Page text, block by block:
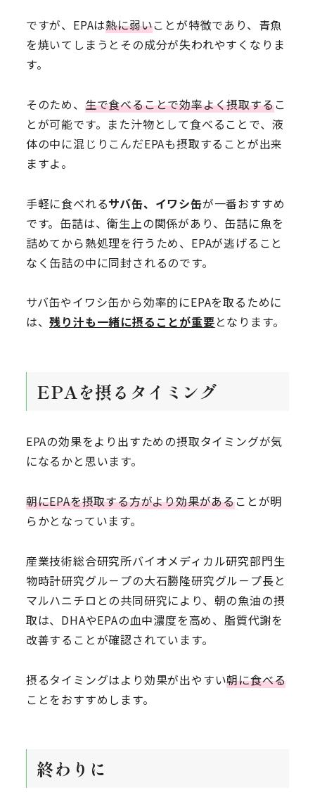
ですが、EPAは熱に弱いことが特徴であり、青魚
を焼いてしまうとその成分が失われやすくなりま
す。
そのため、 生で食べることで効率よく摂取するこ
とが可能です。また汁物として食べることで、液
体の中に混じりこんだEPAも摂取することが出来
ますよ。
手軽に食べれるサバ缶、イワシ缶が一番おすすめ
です。缶詰は、衛生上の関係があり、缶詰に魚を
詰めてから熱処理を行うため、EPAが逃げること
なく缶詰の中に同封されるのです。
サバ缶やイワシ缶から効率的にEPAを取るために
は、残り汁も一緒に摂ることが重要となります。
EPAを摂るタイミング
EPAの効果をより出すための摂取タイミングが気
になるかと思います。
朝にEPAを摂取する方がより効果があることが明
らかとなっています。
産業技術総合研究所バイオメディカル研究部門生
物時計研究グル－プの大石勝隆研究グル－プ長と
マルハニチロとの共同研究により、朝の魚油の摂
取は、DHAやEPAの血中濃度を高め、脂質代謝を
改善することが確認されています。
摂るタイミングはより効果が出やすい朝に食べる
ことをおすすめします。
終わりに